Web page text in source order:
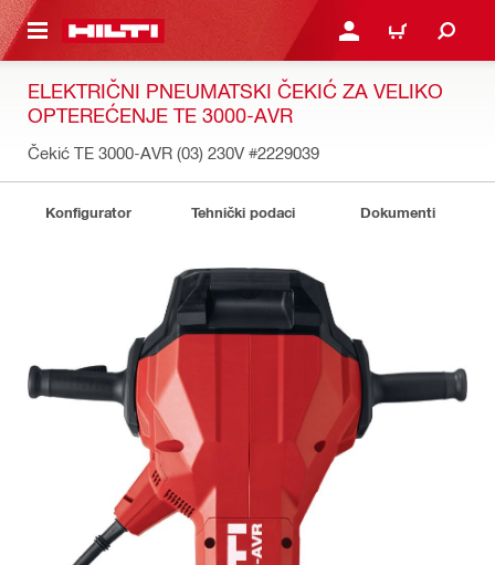
GLAVNI SADRŽAJ PRIJAVI SE ILI SE
KOŠARICA
ELEKTRIČNI PNEUMATSKI ČEKIĆ ZA VELIKO
OPTEREĆENJE TE 3000-AVR
Čekić TE 3000-AVR (03) 230V #2229039
Konfigurator Tehnički podaci Dokumenti